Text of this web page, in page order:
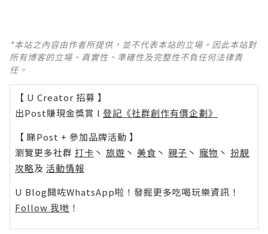
*本站之內容由作者所提供，並不代表本站的立場。因此本站對
所有博客的立場、真實性、準確性及完整性不負任何法律責
任。
【 U Creator 招募 】
出Post賺現金獎賞 l 登記《社群創作有價企劃》
【 睇Post + 參加品牌活動 】
瀏覽更多社群 打卡 丶 旅遊 丶 美食 丶 親子 丶 寵物 丶 扮靚
攻略及 活動情報
U Blog開咗WhatsApp啦！發掘更多吃喝玩樂資訊！
Follow 我哋 ！